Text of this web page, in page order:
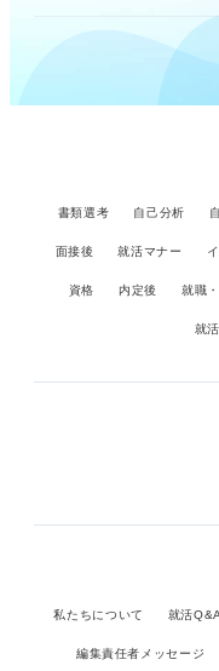
書類選考 自己分析
面接後 就活マナー
資格 内定後 就職
就
私たちについて 就活
編集責任者メッセージ